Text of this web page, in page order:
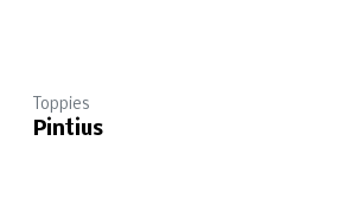
Toppies
Pintius